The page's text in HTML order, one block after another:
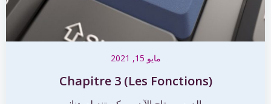
مايو 15, 2021
Chapitre 3 (Les Fonctions)